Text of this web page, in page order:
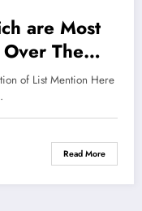
are Most
The
of List Mention Here
Read More